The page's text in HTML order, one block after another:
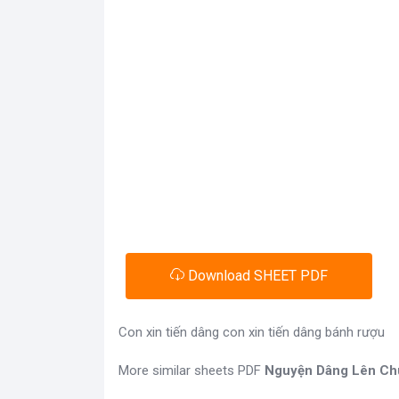
Download SHEET PDF
Con xin tiến dâng con xin tiến dâng bánh rượu
More similar sheets PDF Nguyện Dâng Lên